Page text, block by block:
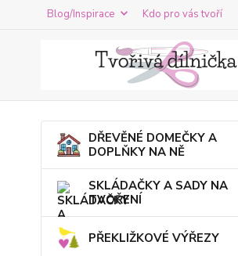
Blog/Inspirace Kdo pro vás tvoří
DŘEVĚNÉ DOMEČKY A
DOPLŇKY NA NĚ
SKLÁDAČKY A SADY NA
TVOŘENÍ
PŘEKLIŽKOVÉ VÝŘEZY